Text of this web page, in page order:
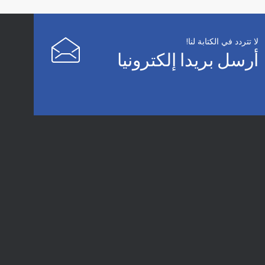
لا تتردد في الكتابة لنا!
أرسل بريدا إلكترونيا